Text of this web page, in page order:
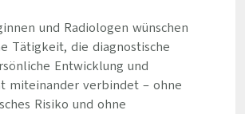
und Radiologen wünschen
Tätigkeit, die diagnostische
Entwicklung und
miteinander verbindet – ohne
Risiko und ohne